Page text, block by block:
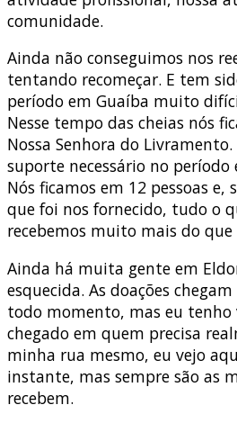
comunidade.
Ainda não conseguimos nos
tentando recomeçar. E tem
período em Guaíba muito
Nesse tempo das cheias nós
Nossa Senhora do
suporte necessário no período
Nós ficamos em 12 pessoas
que foi nos fornecido, tudo o
recebemos muito mais do
Ainda há muita gente em
esquecida. As doações
todo momento, mas eu
chegado em quem precisa
minha rua mesmo, eu vejo
instante, mas sempre são as
recebem.